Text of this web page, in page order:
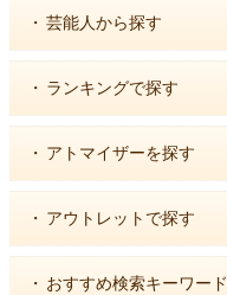
・ 芸能人から探す
・ ランキングで探す
・ アトマイザーを探す
・ アウトレットで探す
・ おすすめ検索キーワード